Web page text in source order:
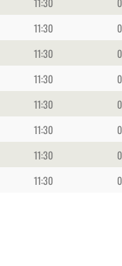
11:30
11:30
11:30
11:30
11:30
11:30
11:30